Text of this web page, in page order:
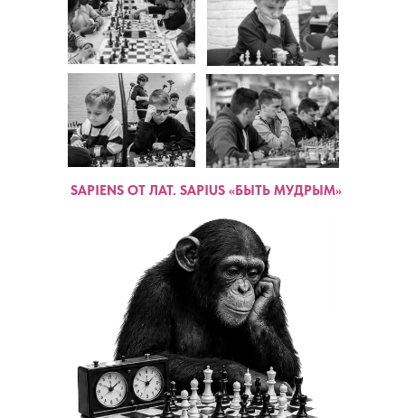
SAPIENS ОТ ЛАТ. SAPIUS «БЫТЬ МУДРЫМ»